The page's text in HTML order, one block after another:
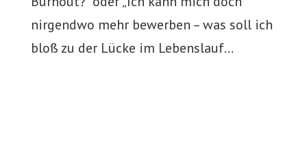
nirgendwo mehr bewerben – was soll ich
bloß zu der Lücke im Lebenslauf...